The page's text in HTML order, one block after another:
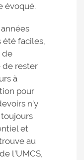
évoqué.
été faciles,
de
de rester
à
pour
n’y
et
au
l’UMCS,